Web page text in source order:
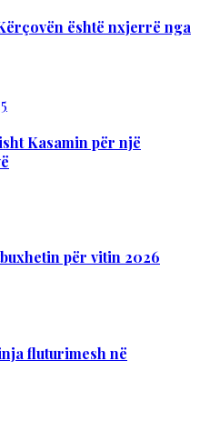
është nxjerrë nga
Kasamin për një
për vitin 2026
fluturimesh në